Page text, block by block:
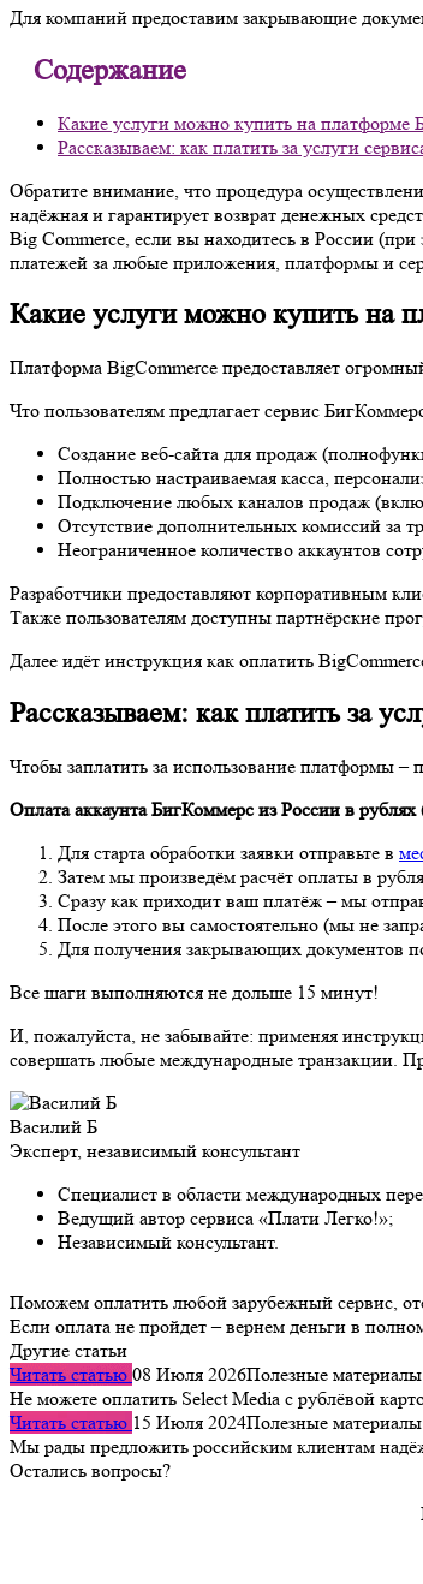
Для компаний предоставим закрывающие
Содержание
Какие услуги можно купить на платформе
Рассказываем: как платить за услуги
Обратите внимание, что процедура
надёжная и гарантирует возврат денежных
Big Commerce, если вы находитесь в России
платежей за любые приложения, платформы и
Какие услуги можно купить на
Платформа BigCommerce предоставляет
Что пользователям предлагает сервис
Создание веб-сайта для продаж
Полностью настраиваемая касса,
Подключение любых каналов продаж
Отсутствие дополнительных комиссий за
Неограниченное количество аккаунтов
Разработчики предоставляют корпоративным
Также пользователям доступны партнёрские
Далее идёт инструкция как оплатить
Рассказываем: как платить за
Чтобы заплатить за использование платформы
Оплата аккаунта БигКоммерс из России в
Для старта обработки заявки отправьте в
Затем мы произведём расчёт оплаты в
Сразу как приходит ваш платёж – мы
После этого вы самостоятельно (мы не
Для получения закрывающих документов
Все шаги выполняются не дольше 15 минут!
И, пожалуйста, не забывайте: применяя
совершать любые международные транзакции.
Василий Б
Эксперт, независимый консультант
Специалист в области международных
Ведущий автор сервиса «Плати Легко!»;
Независимый консультант.
Поможем оплатить любой зарубежный сервис,
Если оплата не пройдет – вернем деньги в
Другие статьи
Читать статью 08 Июля 2026Полезные материалы
Не можете оплатить Select Media с рублёвой
Читать статью 15 Июля 2024Полезные материалы
Мы рады предложить российским клиентам
Остались вопросы?